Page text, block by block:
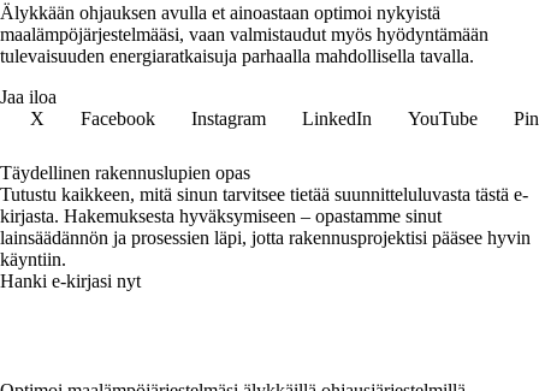
Älykkään ohjauksen avulla et ainoastaan optimoi nykyistä
maalämpöjärjestelmääsi, vaan valmistaudut myös hyödyntämään
tulevaisuuden energiaratkaisuja parhaalla mahdollisella tavalla.
Jaa iloa
X
Facebook Instagram LinkedIn YouTube
Täydellinen rakennuslupien opas
Tutustu kaikkeen, mitä sinun tarvitsee tietää suunnitteluluvasta tästä e-
kirjasta. Hakemuksesta hyväksymiseen – opastamme sinut
lainsäädännön ja prosessien läpi, jotta rakennusprojektisi pääsee hyvin
käyntiin.
Hanki e-kirjasi nyt